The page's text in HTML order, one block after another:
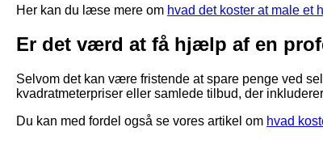
Her kan du læse mere om hvad det koster at male et
Er det værd at få hjælp af en
Selvom det kan være fristende at spare penge ved
kvadratmeterpriser eller samlede tilbud, der
Du kan med fordel også se vores artikel om hvad